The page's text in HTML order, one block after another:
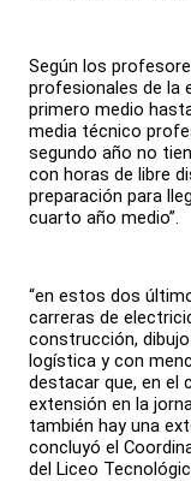
Según los
profesionales de la
primero medio
media técnico
segundo año no
con horas de libre
preparación para
cuarto año medio”.
“en estos dos
carreras de
construcción,
logística y con
destacar que, en el
extensión en la
también hay una
concluyó el
del Liceo